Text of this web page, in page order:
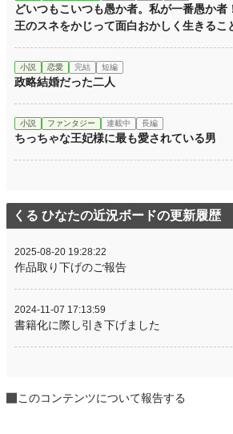
どいつもこいつも愚か者。私が一番愚か
王のスネをかじって面白おかしく生きるこ
小説 恋愛 完結 短編
政略結婚だった二人
小説 ファンタジー 連載中 長編
ちっちゃな王妃様に最も愛されている男
くる ひなたの近況ボードの更新履歴
2025-08-20 19:28:22
作品取り下げのご報告
2024-11-07 17:13:59
書籍化に際し引き下げました
このコンテンツについて報告する